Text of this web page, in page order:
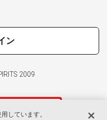
ン
2009
しています。